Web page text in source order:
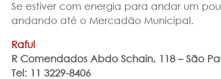
Se estiver com energia para andar um
andando até o Mercadão Municipal.
Raful
R Comendados Abdo Schain, 118 – São
Tel: 11 3229-8406